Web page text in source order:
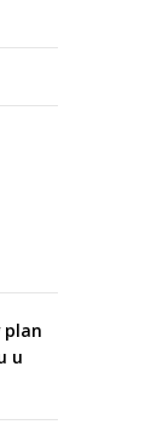
plan
u